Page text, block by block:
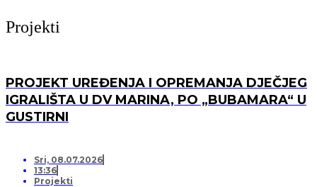
Projekti
PROJEKT UREĐENJA I OPREMANJA DJEČJEG
IGRALIŠTA U DV MARINA, PO „BUBAMARA“ U
GUSTIRNI
Sri, 08.07.2026
13:36
Projekti